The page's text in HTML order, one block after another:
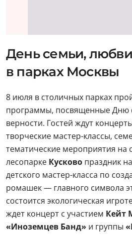
День семьи,
в парках Москвы
8 июля в столичных парках
программы, посвященные Дню
верности. Гостей ждут
творческие мастер-классы,
тематические мероприятия на
лесопарке Кусково праздник
детского мастер-класса по
ромашек — главного символа
состоится экологическая
ждет концерт с участием Кейт
«Иноземцев Банд» и группы